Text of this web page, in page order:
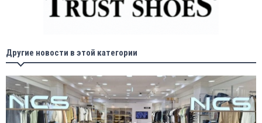
Другие новости в этой категории